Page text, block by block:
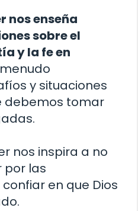
nos enseña
sobre el
y la fe en
y situaciones
debemos tomar
nos inspira a no
por las
en que Dios